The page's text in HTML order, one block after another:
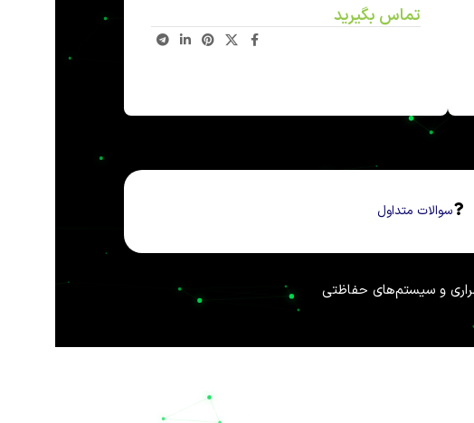
تماس بگیرید
سوالات متداول
و حتی خانگی است. شرکت
در شرایط بحرانی، تخصص در صنایع استراتژیک» در کنار